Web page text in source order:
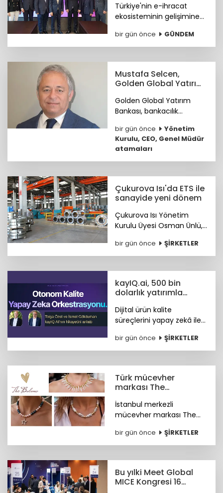
Türkiye'nin e-ihracat
ekosisteminin gelişimine
ihracatçıların küresel
pazarlardaki rekabet
ETİD ile TİM arasında iş
birliği protokolü imzalandı.
bir gün önce GÜNDEM
Mustafa Selcen,
Golden Global Yatırım
Golden Global Yatırım
Bankası, bankacılık
deneyime sahip Mustafa
Selcen’i Yönetim Kurulu
Üyesi olarak atadı.
bir gün önce
Yönetim
Kurulu, CEO, Genel Müdür
atamaları
Çukurova Isı'da ETS ile
sanayide yeni dönem
Çukurova Isı Yönetim
Kurulu Üyesi Osman Ünlü,
ETS'nin sanayinin
uluslararası pazarlardaki
belirtti.
bir gün önce ŞİRKETLER
kayIQ.ai, 500 bin
dolarlık yatırımla
Dijital ürün kalite
süreçlerini yapay zekâ ile
kayIQ.ai platformu, 500
bin dolarlık yatırımla
bir gün önce ŞİRKETLER
Türk mücevher
markası The
başarı
İstanbul merkezli
mücevher markası The
koleksiyonuyla uluslararası
bağımsız tasarım
Badger'ın marka ağına
katıldı.
bir gün önce ŞİRKETLER
Bu yılki Meet Global
MICE Kongresi 16